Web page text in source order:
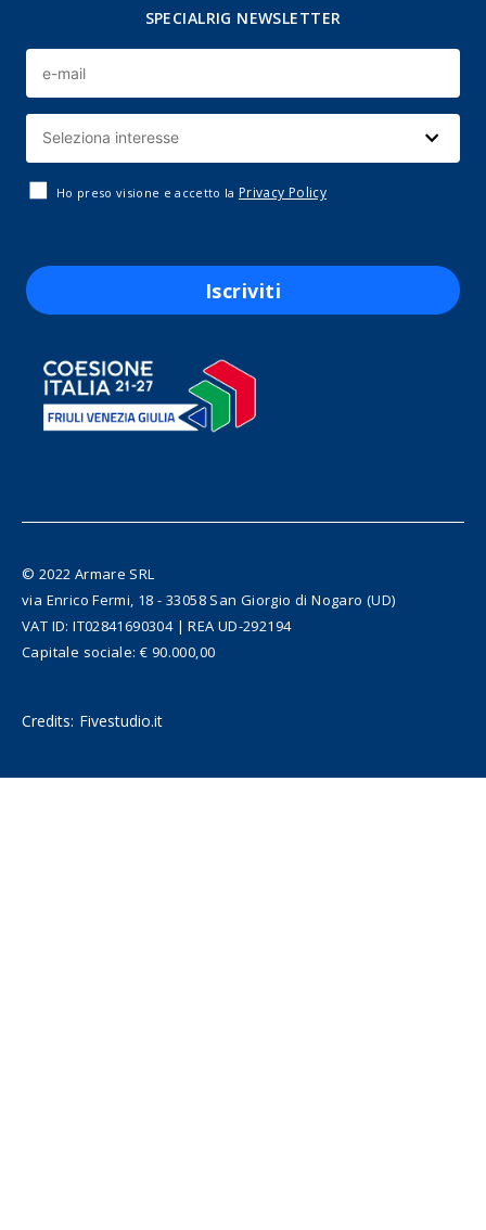
SPECIALRIG NEWSLETTER
Ho preso visione e accetto la Privacy Policy
Iscriviti
© 2022 Armare SRL
via Enrico Fermi, 18 - 33058 San Giorgio di Nogaro (UD)
VAT ID: IT02841690304 | REA UD-292194
Capitale sociale: € 90.000,00
Credits: Fivestudio.it